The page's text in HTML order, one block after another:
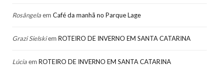
Rosângelaem Café da manhã no Parque Lage
Grazi Sielskiem ROTEIRO DE INVERNO EM SANTA CATARINA
Lúciaem ROTEIRO DE INVERNO EM SANTA CATARINA